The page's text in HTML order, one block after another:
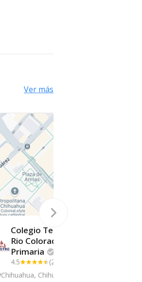
Ver más
Colegio Tecnológico
Rio Colorado
Primaria
4.5
(2)
Chihuahua, Chihuahua